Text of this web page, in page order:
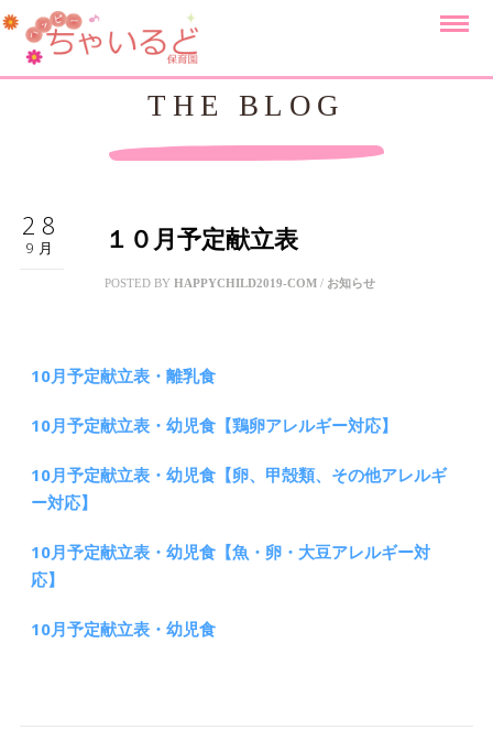
THE BLOG
28
9月 １０月予定献立表
POSTED BY HAPPYCHILD2019-COM/ お知らせ
10月予定献立表・離乳食
10月予定献立表・幼児食【鶏卵アレルギー対応】
10月予定献立表・幼児食【卵、甲殻類、その他アレルギ
ー対応】
10月予定献立表・幼児食【魚・卵・大豆アレルギー対
応】
10月予定献立表・幼児食